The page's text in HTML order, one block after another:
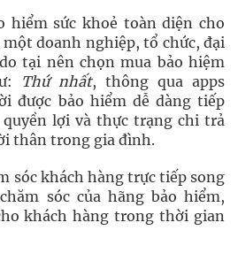
hiểm sức khoẻ toàn diện cho
doanh nghiệp, tổ chức, đại
tại nên chọn mua bảo hiệm
Thứ nhất, thông qua apps
được bảo hiểm dễ dàng tiếp
quyền lợi và thực trạng chi trả
thân trong gia đình.
sóc khách hàng trực tiếp song
sóc của hãng bảo hiểm,
khách hàng trong thời gian